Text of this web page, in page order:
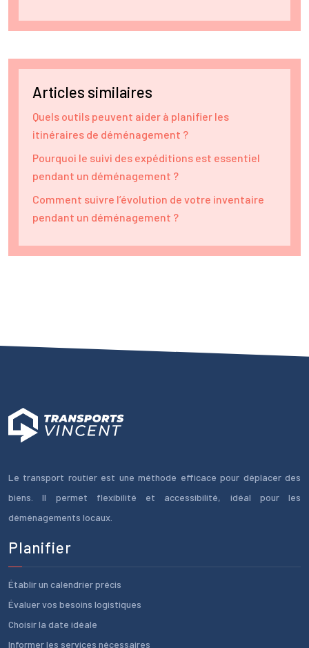
Articles similaires
Quels outils peuvent aider à planifier les
itinéraires de déménagement ?
Pourquoi le suivi des expéditions est essentiel
pendant un déménagement ?
Comment suivre l’évolution de votre inventaire
pendant un déménagement ?
Le transport routier est une méthode efficace pour déplacer des
biens. Il permet flexibilité et accessibilité, idéal pour les
déménagements locaux.
Planifier
Établir un calendrier précis
Évaluer vos besoins logistiques
Choisir la date idéale
Informer les services nécessaires